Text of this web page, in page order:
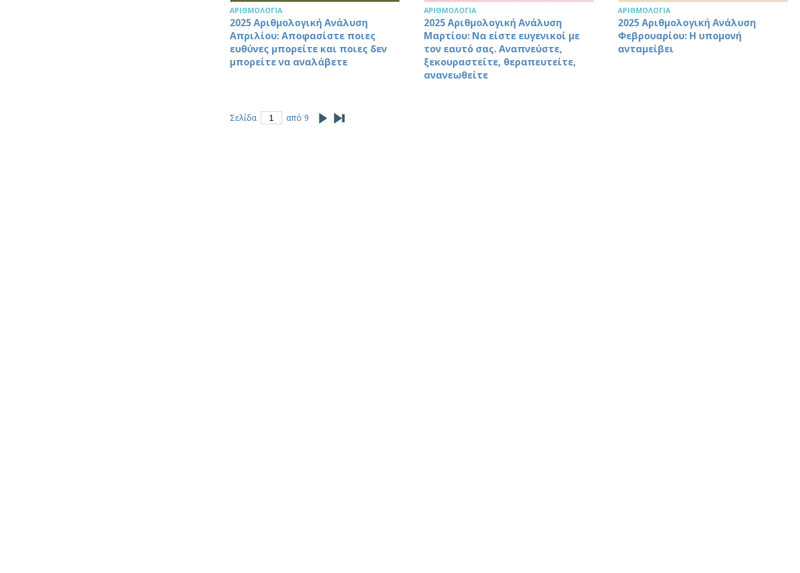
ΑΡΙΘΜΟΛΟΓΊΑ
2025 Αριθμολογική Ανάλυση
Απριλίου: Αποφασίστε ποιες
ευθύνες μπορείτε και ποιες δεν
μπορείτε να αναλάβετε
ΑΡΙΘΜΟΛΟΓΊΑ
2025 Αριθμολογική Ανάλυση
Μαρτίου: Να είστε ευγενικοί με
τον εαυτό σας. Αναπνεύστε,
ξεκουραστείτε, θεραπευτείτε,
ανανεωθείτε
ΑΡΙΘΜΟΛΟΓΊΑ
2025 Αριθμολογική Ανάλυση
Φεβρουαρίου: Η υπομονή
ανταμείβει
Σελίδα από 9